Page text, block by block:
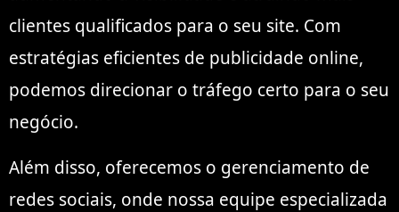
clientes qualificados para o seu site. Com
estratégias eficientes de publicidade online,
podemos direcionar o tráfego certo para o seu
negócio.
Além disso, oferecemos o gerenciamento de
redes sociais, onde nossa equipe especializada